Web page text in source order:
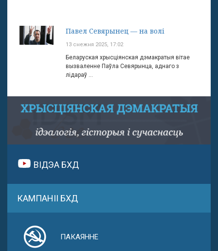
Павел Севярынец — на волі
13 снежня 2025, 17:02
Беларуская хрысціянская дэмакратыя вітае
вызваленне Паўла Севярынца, аднаго з
лідараў ...
ВІДЭА БХД
КАМПАНІІ БХД
ПАКАЯННЕ